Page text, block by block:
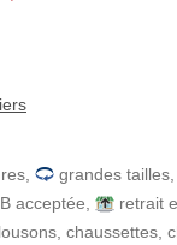
grandes tailles
acceptée
retrait
chaussettes,